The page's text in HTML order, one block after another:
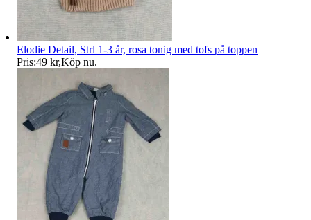
Elodie Detail, Strl 1-3 år, rosa tonig med tofs på toppen
Pris:49 kr,Köp nu.